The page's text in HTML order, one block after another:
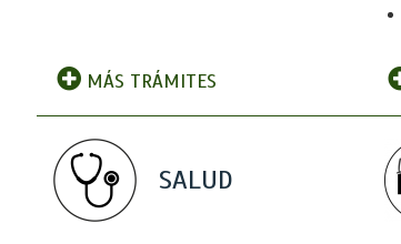
MÁS TRÁMITES
SALUD